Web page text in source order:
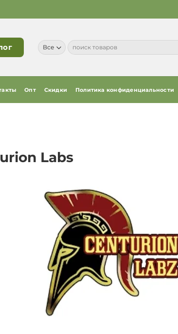
Искать:
Опт Скидки Политика конфиденциальности
Labs